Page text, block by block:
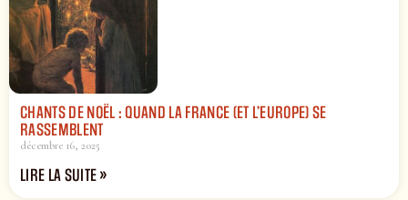
CHANTS DE NOËL : QUAND LA FRANCE (ET L’EUROPE) SE
RASSEMBLENT
décembre 16, 2025
LIRE LA SUITE »